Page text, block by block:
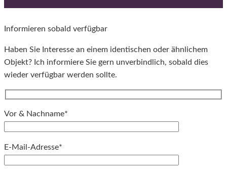
Informieren sobald verfügbar
Haben Sie Interesse an einem identischen oder ähnlichem
Objekt? Ich informiere Sie gern unverbindlich, sobald dies
wieder verfügbar werden sollte.
Vor & Nachname*
E-Mail-Adresse*